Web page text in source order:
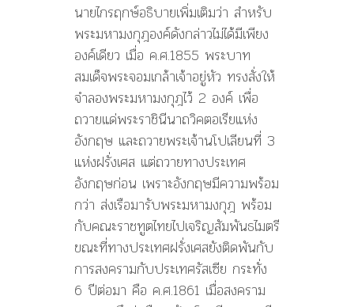
นายไกรฤกษ์อธิบายเพิ่มเติมว่า สำหรับ
พระมหามงกุฎองค์ดังกล่าวไม่ได้มีเพียง
องค์เดียว เมื่อ ค.ศ.1855 พระบาท
สมเด็จพระจอมเกล้าเจ้าอยู่หัว ทรงสั่งให้
จำลองพระมหามงกุฎไว้ 2 องค์ เพื่อ
ถวายแด่พระราชินีนาถวิคตอเรียแห่ง
อังกฤษ และถวายพระเจ้านโปเลียนที่ 3
แห่งฝรั่งเศส แต่ถวายทางประเทศ
อังกฤษก่อน เพราะอังกฤษมีความพร้อม
กว่า ส่งเรือมารับพระมหามงกุฎ พร้อม
กับคณะราชทูตไทยไปเจริญสัมพันธไมตรี
ขณะที่ทางประเทศฝรั่งเศสยังติดพันกับ
การสงครามกับประเทศรัสเซีย กระทั่ง
6 ปีต่อมา คือ ค.ศ.1861 เมื่อสงคราม